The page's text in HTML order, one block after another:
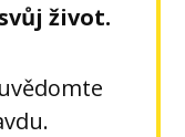
život.